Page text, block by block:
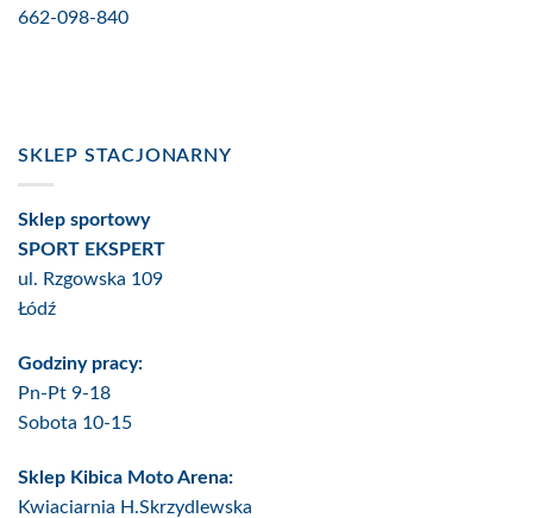
662-098-840
SKLEP STACJONARNY
Sklep sportowy
SPORT EKSPERT
ul. Rzgowska 109
Łódź
Godziny pracy:
Pn-Pt 9-18
Sobota 10-15
Sklep Kibica Moto Arena:
Kwiaciarnia H.Skrzydlewska